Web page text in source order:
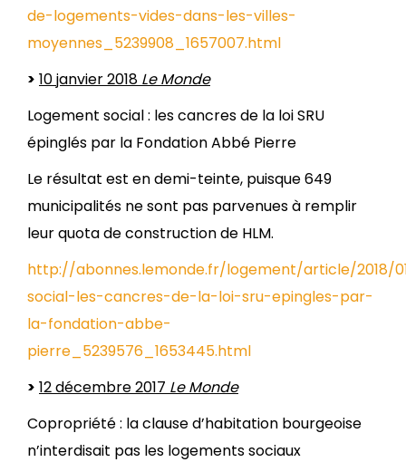
de-logements-vides-dans-les-villes-
moyennes_5239908_1657007.html
> 10 janvier 2018 Le Monde
Logement social : les cancres de la loi SRU
épinglés par la Fondation Abbé Pierre
Le résultat est en demi-teinte, puisque 649
municipalités ne sont pas parvenues à remplir
leur quota de construction de HLM.
http://abonnes.lemonde.fr/logement/article/2018/
social-les-cancres-de-la-loi-sru-epingles-par-
la-fondation-abbe-
pierre_5239576_1653445.html
> 12 décembre 2017 Le Monde
Copropriété : la clause d’habitation bourgeoise
n’interdisait pas les logements sociaux